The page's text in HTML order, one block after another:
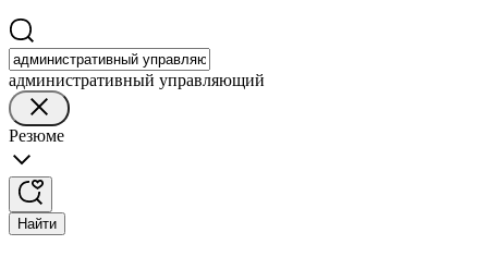
административный управляющий
Резюме
Найти